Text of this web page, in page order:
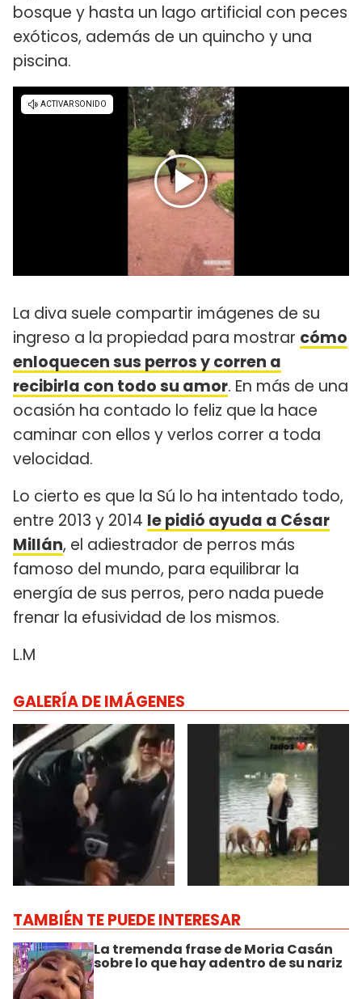
bosque y hasta un lago artificial con peces
exóticos, además de un quincho y una
piscina.
La diva suele compartir imágenes de su
ingreso a la propiedad para mostrar cómo
enloquecen sus perros y corren a
recibirla con todo su amor. En más de una
ocasión ha contado lo feliz que la hace
caminar con ellos y verlos correr a toda
velocidad.
Lo cierto es que la Sú lo ha intentado todo,
entre 2013 y 2014 le pidió ayuda a César
Millán, el adiestrador de perros más
famoso del mundo, para equilibrar la
energía de sus perros, pero nada puede
frenar la efusividad de los mismos.
L.M
GALERÍA DE IMÁGENES
TAMBIÉN TE PUEDE INTERESAR
La tremenda frase de Moria Casán
sobre lo que hay adentro de su nariz